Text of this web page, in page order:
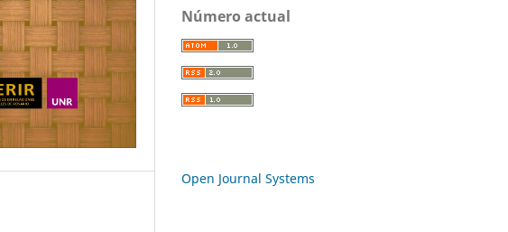
Número actual
Open Journal Systems